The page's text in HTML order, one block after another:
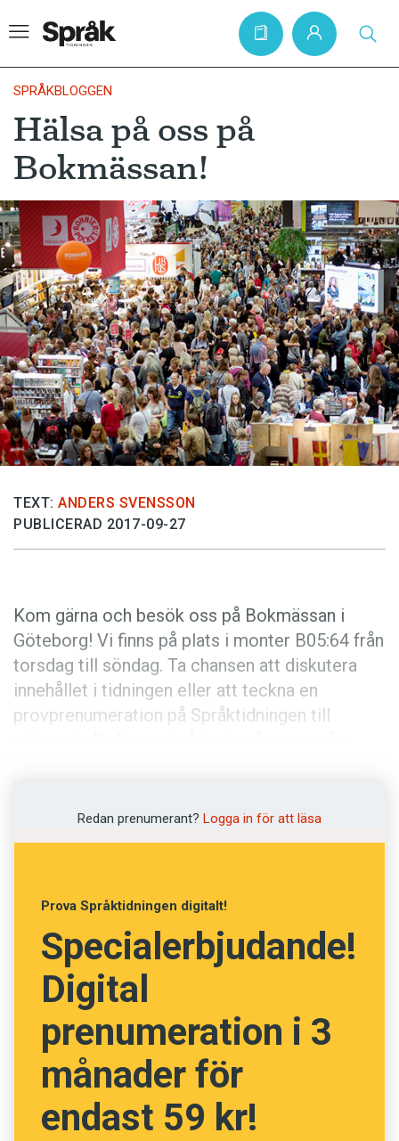
Hem
Artiklar
Krönikor
Språkfrågor
Skrivtips
Bokrecensioner
Kviss
Podden
Anmäl till språkpolisen
Föreslå nyord
Annonsera
Prenumerera
SPRÅKBLOGGEN
Hälsa på oss på
Bokmässan!
TEXT: ANDERS SVENSSON
PUBLICERAD 2017-09-27
Kom gärna och besök oss på Bokmässan i
Göteborg! Vi finns på plats i monter B05:64 från
torsdag till söndag. Ta chansen att diskutera
innehållet i tidningen eller att teckna en
provprenumeration på Språktidningen till
Redaktionen
Redan prenumerant? Logga in för att läsa
Prova Språktidningen digitalt!
Specialerbjudande!
Digital
prenumeration i 3
månader för
endast 59 kr!